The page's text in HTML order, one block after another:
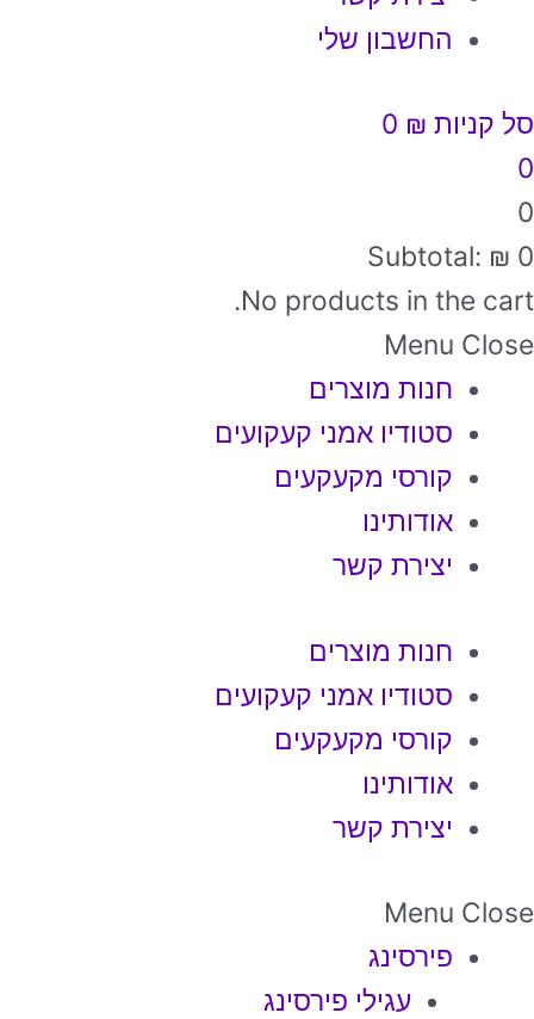
החשבון שלי
סל קניות ₪
0
0
Subtotal: ₪ 0
No products in the cart.
Menu Close
חנות מוצרים
סטודיו אמני קעקועים
קורסי מקעקעים
אודותינו
יצירת קשר
חנות מוצרים
סטודיו אמני קעקועים
קורסי מקעקעים
אודותינו
יצירת קשר
Menu Close
פירסינג
עגילי פירסינג